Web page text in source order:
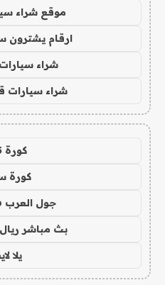
موقع شراء
ارقام يشترون
شراء
شراء سيارات
كورة 365
كورة
جول العرب goalarab
بث مباشر ريال
يلا